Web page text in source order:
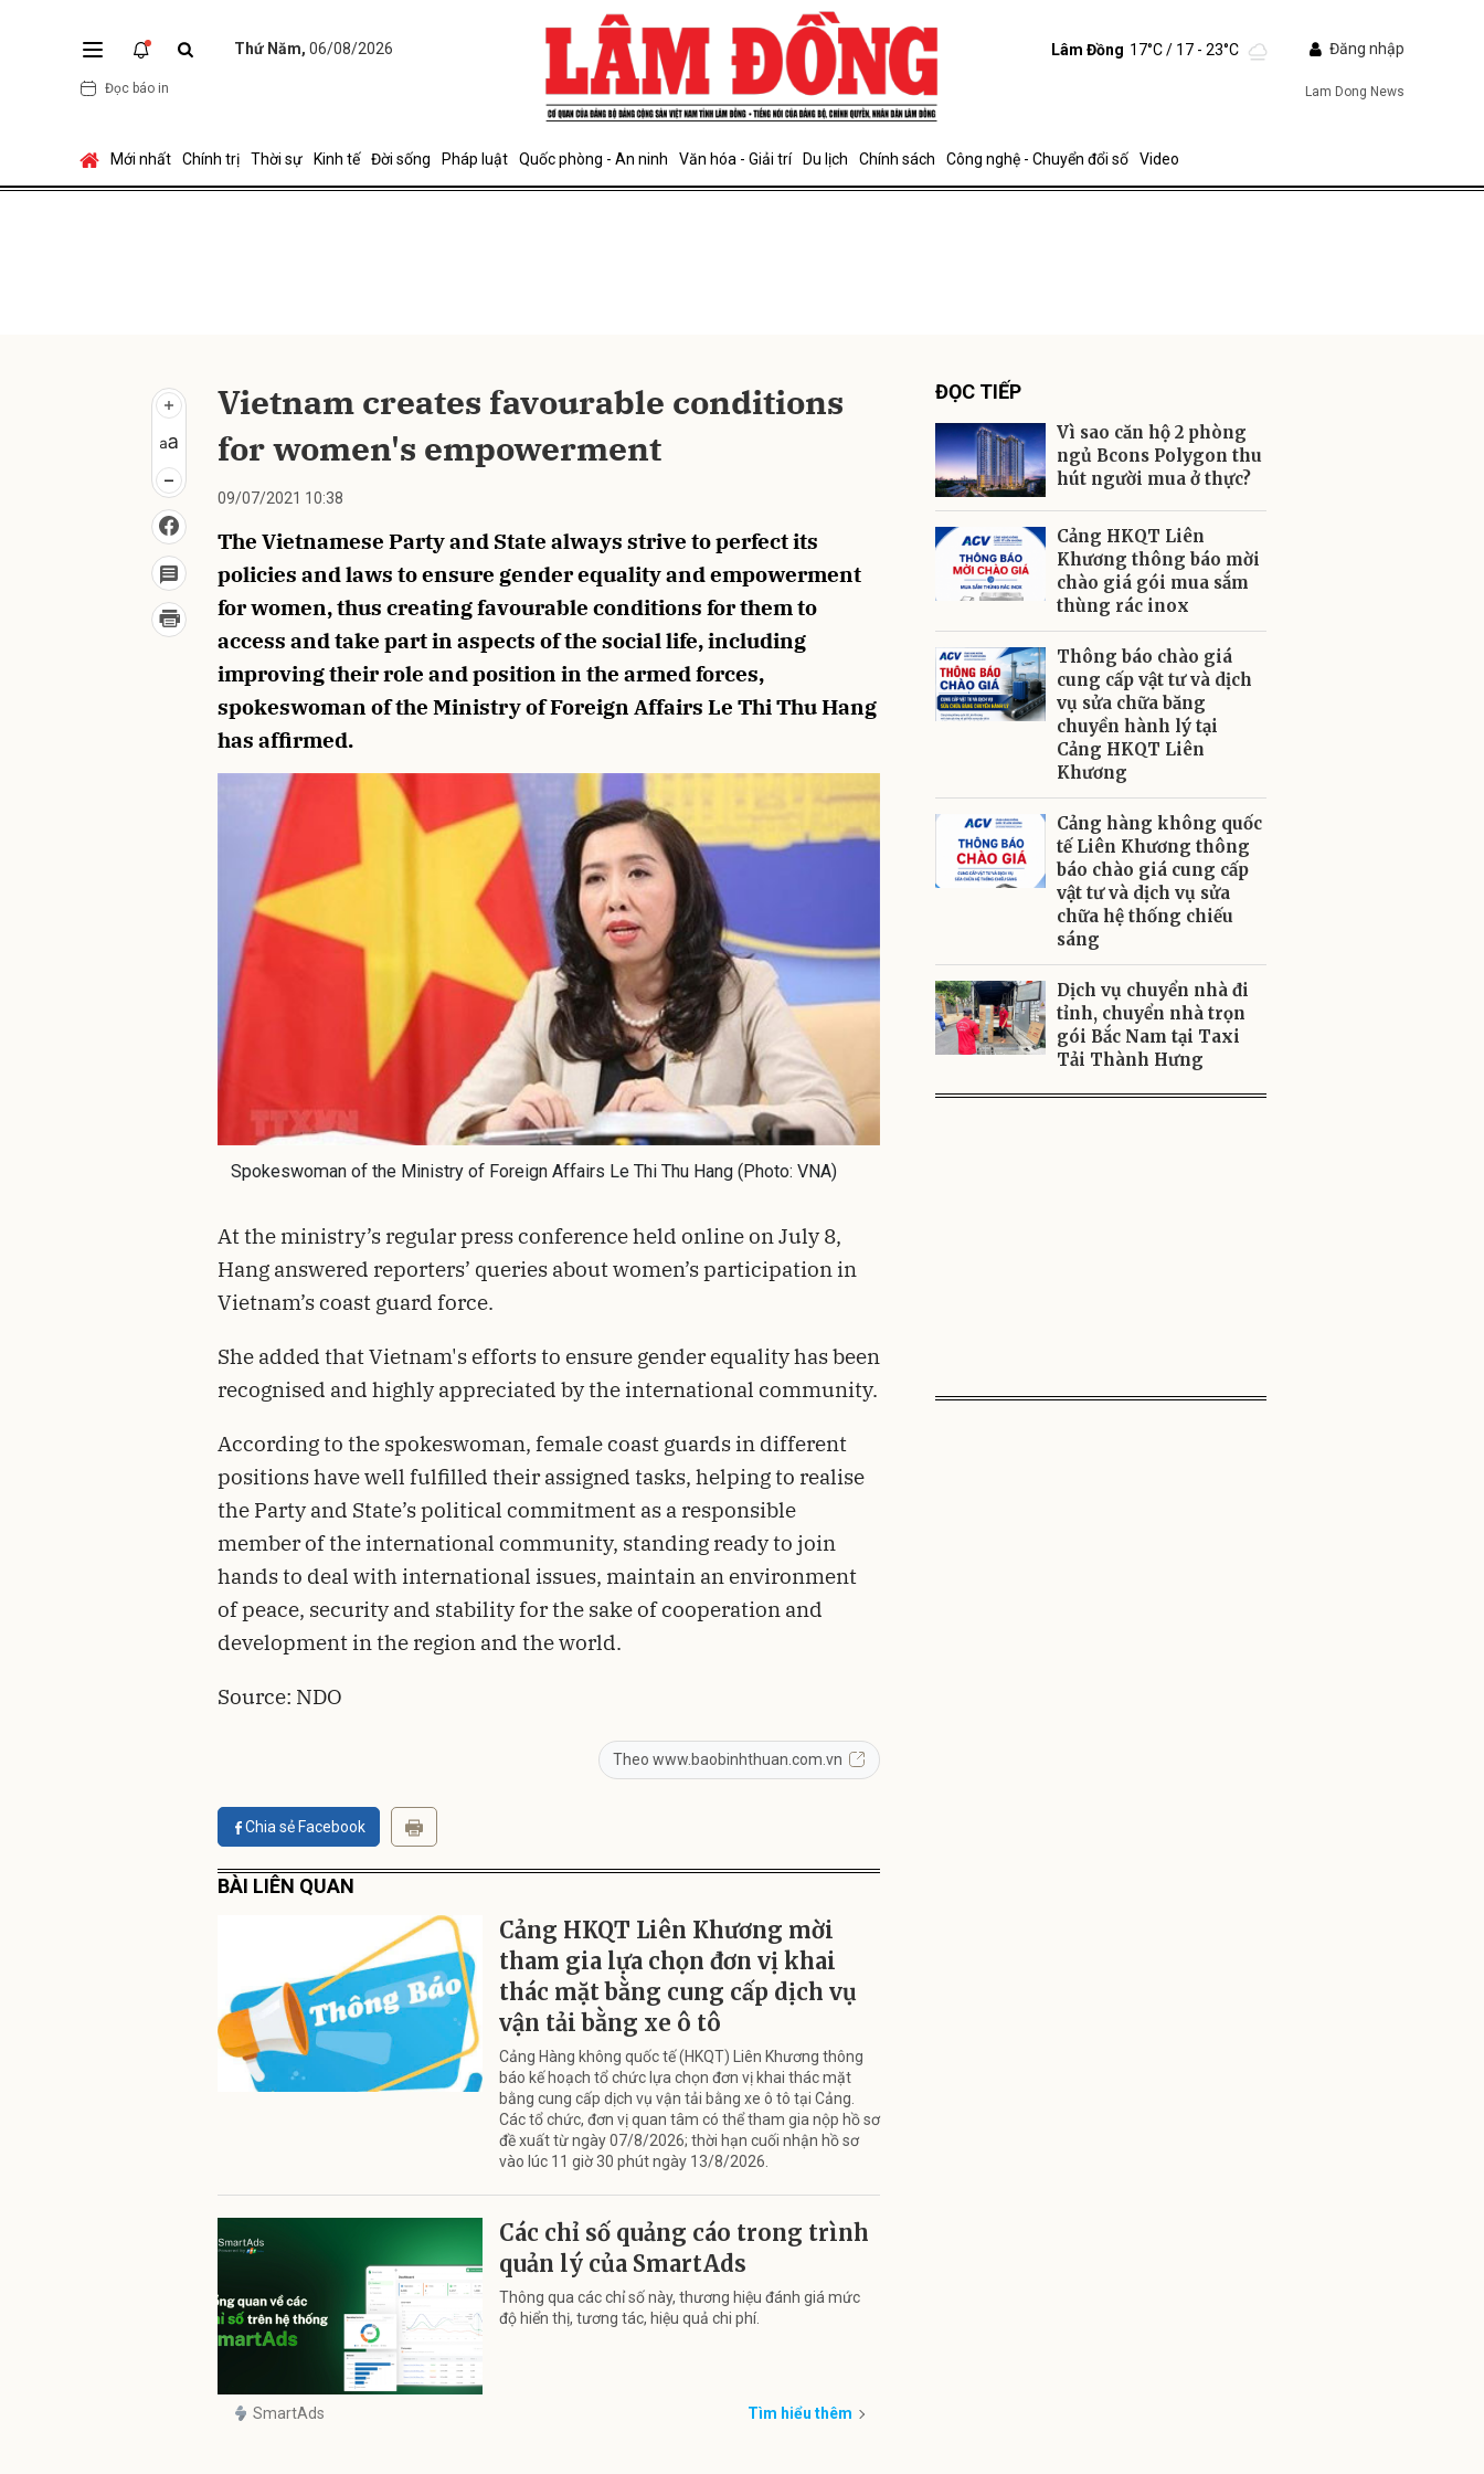
Thứ Năm, 06/08/2026
Đọc báo in
Lâm Đồng 17°C/ 17 - 23°C Đăng nhập
Lam Dong News
Mới nhất Chính trị Thời sự Kinh tế Đời sống Pháp luật Quốc phòng - An ninh Văn hóa - Giải trí Du lịch Chính sách Công nghệ - Chuyển đổi số Video
Vietnam creates favourable conditions
for women's empowerment
09/07/2021 10:38
The Vietnamese Party and State always strive to perfect its
policies and laws to ensure gender equality and empowerment
for women, thus creating favourable conditions for them to
access and take part in aspects of the social life, including
improving their role and position in the armed forces,
spokeswoman of the Ministry of Foreign Affairs Le Thi Thu Hang
has affirmed.
Spokeswoman of the Ministry of Foreign Affairs Le Thi Thu Hang (Photo: VNA)
At the ministry’s regular press conference held online on July 8,
Hang answered reporters’ queries about women’s participation in
Vietnam’s coast guard force.
She added that Vietnam's efforts to ensure gender equality has been
recognised and highly appreciated by the international community.
According to the spokeswoman, female coast guards in different
positions have well fulfilled their assigned tasks, helping to realise
the Party and State’s political commitment as a responsible
member of the international community, standing ready to join
hands to deal with international issues, maintain an environment
of peace, security and stability for the sake of cooperation and
development in the region and the world.
Source: NDO
Theo www.baobinhthuan.com.vn
Chia sẻ Facebook
BÀI LIÊN QUAN
Cảng HKQT Liên Khương mời
tham gia lựa chọn đơn vị khai
thác mặt bằng cung cấp dịch vụ
vận tải bằng xe ô tô
Cảng Hàng không quốc tế (HKQT) Liên Khương thông
báo kế hoạch tổ chức lựa chọn đơn vị khai thác mặt
bằng cung cấp dịch vụ vận tải bằng xe ô tô tại Cảng.
Các tổ chức, đơn vị quan tâm có thể tham gia nộp hồ sơ
đề xuất từ ngày 07/8/2026; thời hạn cuối nhận hồ sơ
vào lúc 11 giờ 30 phút ngày 13/8/2026.
Các chỉ số quảng cáo trong trình
quản lý của SmartAds
Thông qua các chỉ số này, thương hiệu đánh giá mức
độ hiển thị, tương tác, hiệu quả chi phí.
SmartAds Tìm hiểu thêm
ĐỌC TIẾP
Vì sao căn hộ 2 phòng
ngủ Bcons Polygon thu
hút người mua ở thực?
Cảng HKQT Liên
Khương thông báo mời
chào giá gói mua sắm
thùng rác inox
Thông báo chào giá
cung cấp vật tư và dịch
vụ sửa chữa băng
chuyền hành lý tại
Cảng HKQT Liên
Khương
Cảng hàng không quốc
tế Liên Khương thông
báo chào giá cung cấp
vật tư và dịch vụ sửa
chữa hệ thống chiếu
sáng
Dịch vụ chuyển nhà đi
tỉnh, chuyển nhà trọn
gói Bắc Nam tại Taxi
Tải Thành Hưng
Gửi bình luận